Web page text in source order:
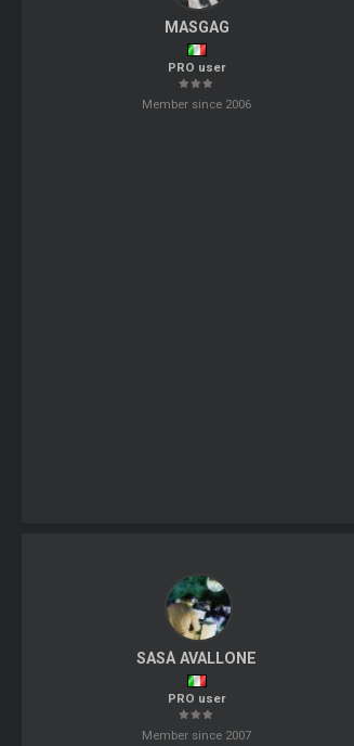
MASGAG
PRO user
Member since 2006
SASÀ AVALLONE
PRO user
Member since 2007